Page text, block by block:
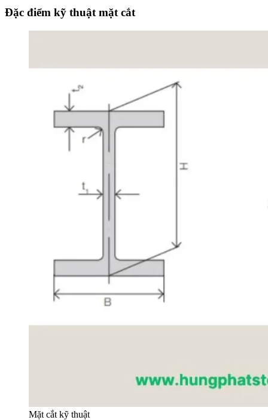
Đặc điểm kỹ thuật mặt cắt
Mặt cắt kỹ thuật